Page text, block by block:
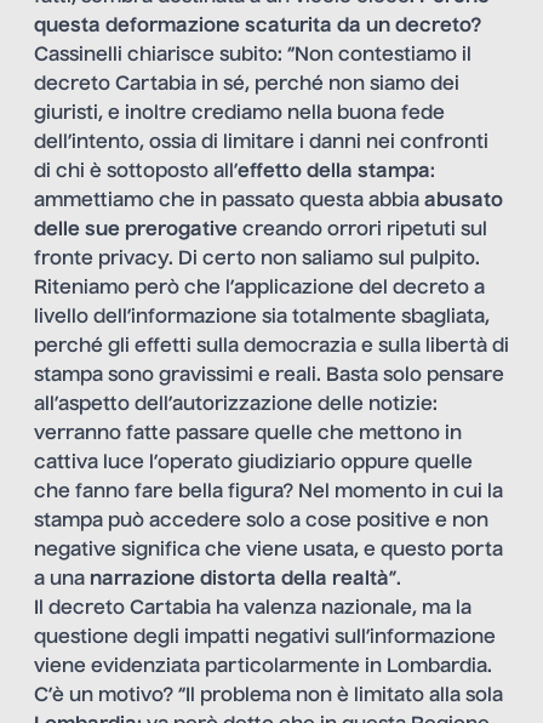
questa deformazione scaturita da un decreto?
Cassinelli chiarisce subito: “Non contestiamo il
decreto Cartabia in sé, perché non siamo dei
giuristi, e inoltre crediamo nella buona fede
dell’intento, ossia di limitare i danni nei confronti
di chi è sottoposto all’effetto della stampa:
ammettiamo che in passato questa abbia abusato
delle sue prerogative creando orrori ripetuti sul
fronte privacy. Di certo non saliamo sul pulpito.
Riteniamo però che l’applicazione del decreto a
livello dell’informazione sia totalmente sbagliata,
perché gli effetti sulla democrazia e sulla libertà di
stampa sono gravissimi e reali. Basta solo pensare
all’aspetto dell’autorizzazione delle notizie:
verranno fatte passare quelle che mettono in
cattiva luce l’operato giudiziario oppure quelle
che fanno fare bella figura? Nel momento in cui la
stampa può accedere solo a cose positive e non
negative significa che viene usata, e questo porta
a una narrazione distorta della realtà”.
Il decreto Cartabia ha valenza nazionale, ma la
questione degli impatti negativi sull’informazione
viene evidenziata particolarmente in Lombardia.
C’è un motivo? “Il problema non è limitato alla sola